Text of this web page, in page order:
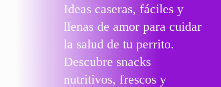
Ideas caseras, fáciles y
llenas de amor para cuidar
la salud de tu perrito.
Descubre snacks
nutritivos, frescos y